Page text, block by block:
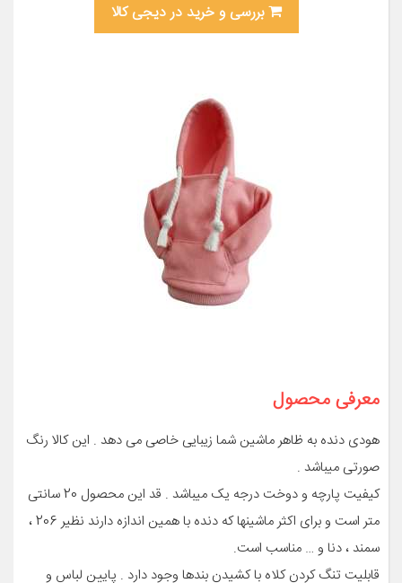
بررسی و خرید در دیجی کالا
معرفی محصول
هودی دنده به ظاهر ماشین شما زیبایی خاصی می دهد . این کالا رنگ
صورتی میباشد .
کیفیت پارچه و دوخت درجه یک میباشد . قد این محصول 20 سانتی
متر است و برای اکثر ماشینها که دنده با همین اندازه دارند نظیر 206 ،
سمند ، دنا و … مناسب است.
قابلیت تنگ کردن کلاه با کشیدن بندها وجود دارد . پایین لباس و